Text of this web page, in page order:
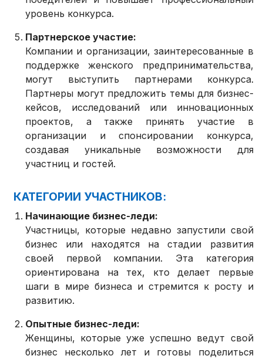
уровень конкурса.
Партнерское участие:
Компании и организации, заинтересованные в
поддержке женского предпринимательства,
могут выступить партнерами конкурса.
Партнеры могут предложить темы для бизнес-
кейсов, исследований или инновационных
проектов, а также принять участие в
организации и спонсировании конкурса,
создавая уникальные возможности для
участниц и гостей.
КАТЕГОРИИ УЧАСТНИКОВ:
Начинающие бизнес-леди:
Участницы, которые недавно запустили свой
бизнес или находятся на стадии развития
своей первой компании. Эта категория
ориентирована на тех, кто делает первые
шаги в мире бизнеса и стремится к росту и
развитию.
Опытные бизнес-леди:
Женщины, которые уже успешно ведут свой
бизнес несколько лет и готовы поделиться